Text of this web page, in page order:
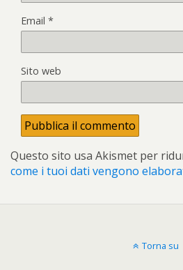
Email *
Sito web
Questo sito usa Akismet per
come i tuoi dati vengono
Torna su